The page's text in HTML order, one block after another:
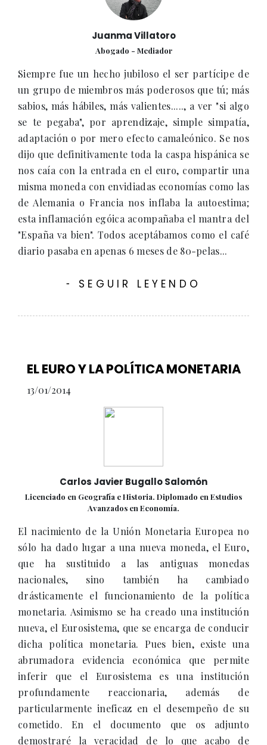
Juanma Villatoro
Abogado - Mediador
Siempre fue un hecho jubiloso el ser partícipe de
un grupo de miembros más poderosos que tú; más
sabios, más hábiles, más valientes....., a ver "si algo
se te pegaba", por aprendizaje, simple simpatía,
adaptación o por mero efecto camaleónico. Se nos
dijo que definitivamente toda la caspa hispánica se
nos caía con la entrada en el euro, compartir una
misma moneda con envidiadas economías como las
de Alemania o Francia nos inflaba la autoestima;
esta inflamación egóica acompañaba el mantra del
"España va bien". Todos aceptábamos como el café
diario pasaba en apenas 6 meses de 80-pelas...
- SEGUIR LEYENDO
EL EURO Y LA POLÍTICA MONETARIA
13/01/2014
Carlos Javier Bugallo Salomón
Licenciado en Geografía e Historia. Diplomado en Estudios
Avanzados en Economía.
El nacimiento de la Unión Monetaria Europea no
sólo ha dado lugar a una nueva moneda, el Euro,
que ha sustituido a las antiguas monedas
nacionales, sino también ha cambiado
drásticamente el funcionamiento de la política
monetaria. Asimismo se ha creado una institución
nueva, el Eurosistema, que se encarga de conducir
dicha política monetaria. Pues bien, existe una
abrumadora evidencia económica que permite
inferir que el Eurosistema es una institución
profundamente reaccionaria, además de
particularmente ineficaz en el desempeño de su
cometido. En el documento que os adjunto
demostraré la veracidad de lo que acabo de